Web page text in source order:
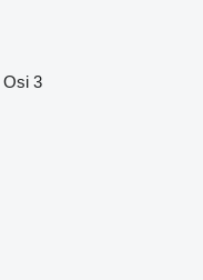
Osi 3